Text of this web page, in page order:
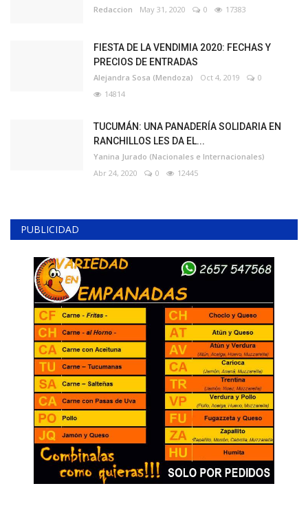
Redaccion May 31, 2020 0 17383
FIESTA DE LA VENDIMIA 2020: FECHAS Y
PRECIOS DE ENTRADAS
Alejandra Sosa (Mendoza) Oct 4, 2019
0
14814
TUCUMÁN: UNA PANADERÍA SOLIDARIA EN
RANCHILLOS LES DA EL...
Yanina Jurado (Nacionales e Internacionales)
Abr 24, 2020
0 12445
PUBLICIDAD